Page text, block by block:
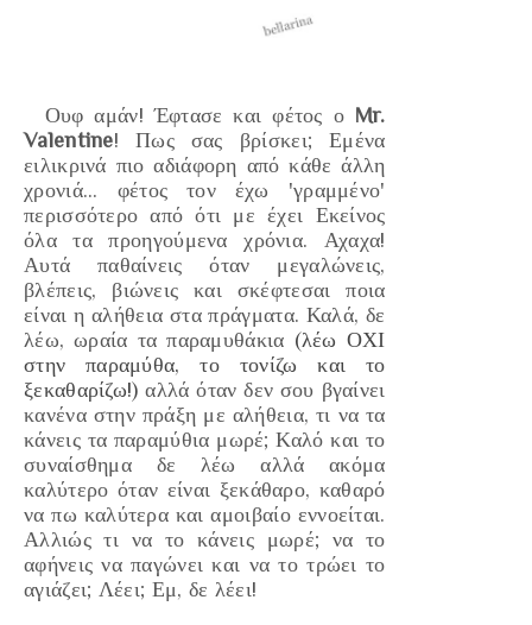
Ουφ αμάν! Έφτασε και φέτος ο Mr.
Valentine! Πως σας βρίσκει; Εμένα
ειλικρινά πιο αδιάφορη από κάθε άλλη
χρονιά... φέτος τον έχω 'γραμμένο'
περισσότερο από ότι με έχει Εκείνος
όλα τα προηγούμενα χρόνια. Αχαχα!
Αυτά παθαίνεις όταν μεγαλώνεις,
βλέπεις, βιώνεις και σκέφτεσαι ποια
είναι η αλήθεια στα πράγματα. Καλά, δε
λέω, ωραία τα παραμυθάκια (λέω ΟΧΙ
στην παραμύθα, το τονίζω και το
ξεκαθαρίζω!) αλλά όταν δεν σου βγαίνει
κανένα στην πράξη με αλήθεια, τι να τα
κάνεις τα παραμύθια μωρέ; Καλό και το
συναίσθημα δε λέω αλλά ακόμα
καλύτερο όταν είναι ξεκάθαρο, καθαρό
να πω καλύτερα και αμοιβαίο εννοείται.
Αλλιώς τι να το κάνεις μωρέ; να το
αφήνεις να παγώνει και να το τρώει το
αγιάζει; Λέει; Εμ, δε λέει!